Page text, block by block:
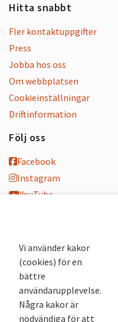
Hitta snabbt
Fler kontaktuppgifter
Press
Jobba hos oss
Om webbplatsen
Cookieinställningar
Driftinformation
Följ oss
Facebook
Instagram
YouTube
Nyhetsbrev
Andra webbplatser
Arkivsök
Fornsök
Vi använder kakor
(cookies) för en
bättre
användarupplevelse.
Några kakor är
nödvändiga för att